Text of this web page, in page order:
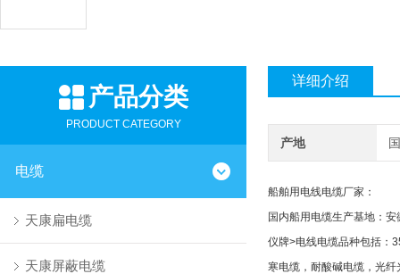
产品分类
PRODUCT CATEGORY
电缆
天康扁电缆
天康屏蔽电缆
详细介绍
产地
船舶用电线电缆厂家：
国内船用电缆生产基地：
仪牌>电线电缆品种包括：
寒电缆，耐酸碱电缆，光